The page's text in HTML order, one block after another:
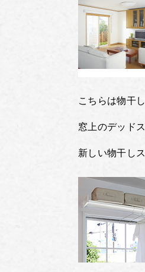
こちらは物干
窓上のデッド
新しい物干し